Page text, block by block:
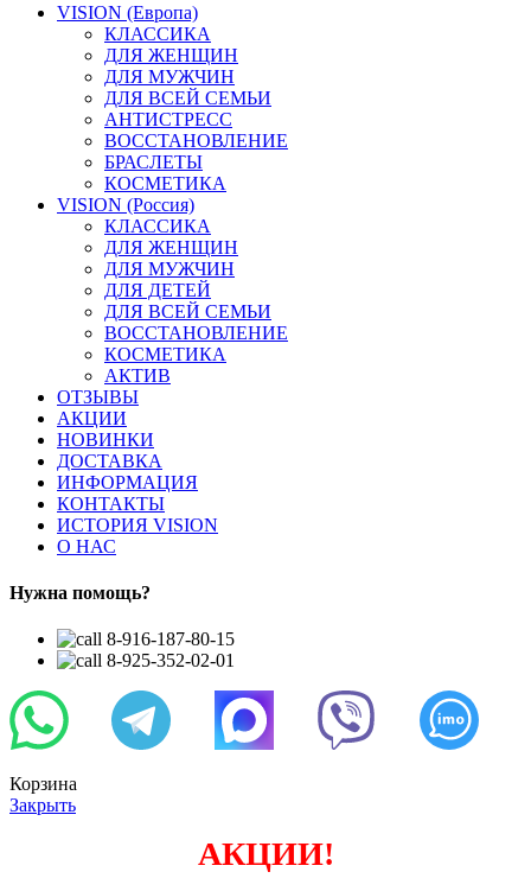
VISION (Европа)
КЛАССИКА
ДЛЯ ЖЕНЩИН
ДЛЯ МУЖЧИН
ДЛЯ ВСЕЙ СЕМЬИ
АНТИСТРЕСС
ВОССТАНОВЛЕНИЕ
БРАСЛЕТЫ
КОСМЕТИКА
VISION (Россия)
КЛАССИКА
ДЛЯ ЖЕНЩИН
ДЛЯ МУЖЧИН
ДЛЯ ДЕТЕЙ
ДЛЯ ВСЕЙ СЕМЬИ
ВОССТАНОВЛЕНИЕ
КОСМЕТИКА
АКТИВ
ОТЗЫВЫ
АКЦИИ
НОВИНКИ
ДОСТАВКА
ИНФОРМАЦИЯ
КОНТАКТЫ
ИСТОРИЯ VISION
О НАС
Нужна помощь?
8-916-187-80-15
8-925-352-02-01
Корзина
Закрыть
АКЦИИ!